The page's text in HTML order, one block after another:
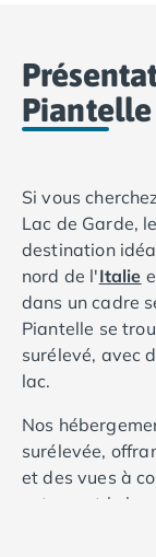
Camping
Camping
Camping
Camping
Camping Erquy
Camping
Camping
Camping
Camping Brest
Camping
Camping
Camping
Camping
Camping
Camping
Piantelle
Si vous
Lac de Garde,
destination
nord de l'Italie
dans un cadre
Piantelle se
surélevé, avec
lac.
Nos
surélevée,
et des vues à
entourent le